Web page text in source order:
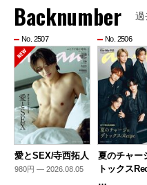
Backnumber 過
No. 2507
愛とSEX/寺西拓人
980円 — 2026.08.05
No. 2506
夏のチャー
トックス
…